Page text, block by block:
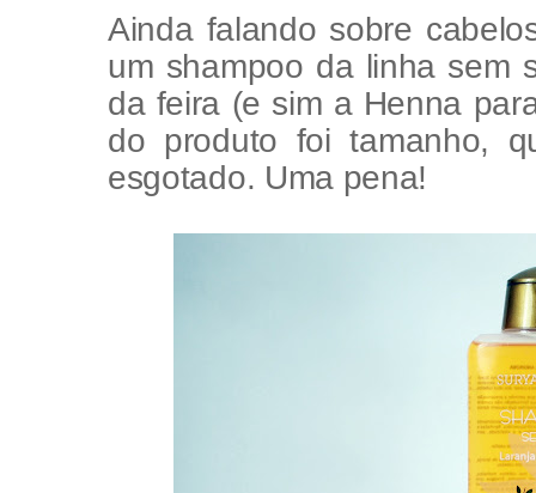
Ainda falando sobre
um shampoo da linha sem
da feira (e sim a Henna
do produto foi tamanho,
esgotado. Uma pena!